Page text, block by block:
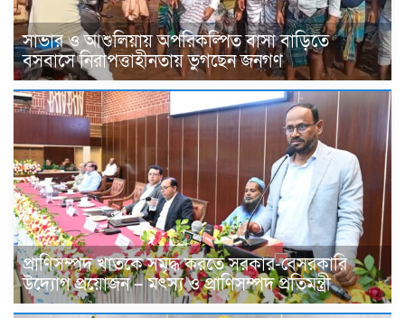
সাভার ও আশুলিয়ায় অপরিকল্পিত বাসা বাড়িতে
বসবাসে নিরাপত্তাহীনতায় ভুগছেন জনগণ
প্রাণিসম্পদ খাতকে সমৃদ্ধ করতে সরকার-বেসরকারি
উদ্যোগ প্রয়োজন – মৎস্য ও প্রাণিসম্পদ প্রতিমন্ত্রী